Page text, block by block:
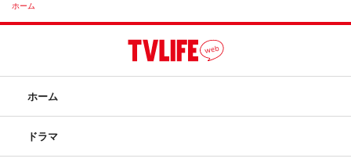
ホーム
ホーム
ドラマ